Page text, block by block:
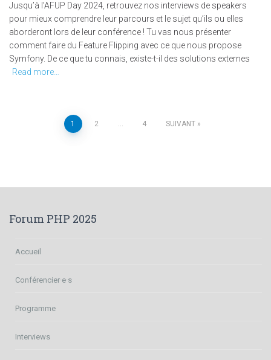
Jusqu’à l’AFUP Day 2024, retrouvez nos interviews de speakers
pour mieux comprendre leur parcours et le sujet qu’ils ou elles
aborderont lors de leur conférence ! Tu vas nous présenter
comment faire du Feature Flipping avec ce que nous propose
Symfony. De ce que tu connais, existe-t-il des solutions externes
Read more…
Navigation
articles
1 2 … 4 SUIVANT
Forum PHP 2025
Accueil
Conférencier·e·s
Programme
Interviews